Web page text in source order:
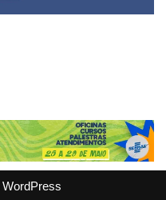
WordPress